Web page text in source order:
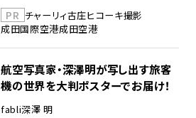
PR チャーリィ古庄ヒコーキ撮影
成田国際空港成田空港
航空写真家・深澤明が写し出す旅客
機の世界を大判ポスターでお届け！
fabli深澤 明